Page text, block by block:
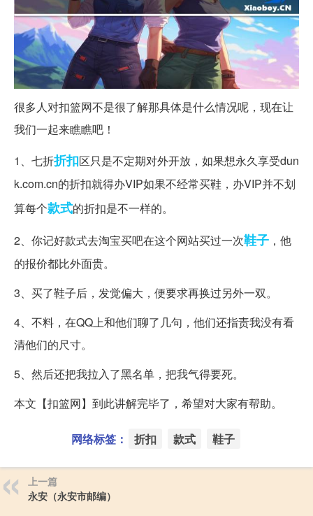
很多人对扣篮网不是很了解那具体是什么情况呢，现在让
我们一起来瞧瞧吧！
1、七折折扣区只是不定期对外开放，如果想永久享受dun
k.com.cn的折扣就得办VIP如果不经常买鞋，办VIP并不划
算每个款式的折扣是不一样的。
2、你记好款式去淘宝买吧在这个网站买过一次鞋子 ，他
的报价都比外面贵。
3、买了鞋子后，发觉偏大，便要求再换过另外一双。
4、不料，在QQ上和他们聊了几句，他们还指责我没有看
清他们的尺寸。
5、然后还把我拉入了黑名单，把我气得要死。
本文【扣篮网】到此讲解完毕了，希望对大家有帮助。
网络标签： 折扣 款式 鞋子
上一篇
永安（永安市邮编）